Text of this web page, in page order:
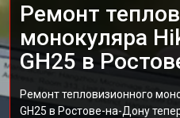
Ремонт
монокуляра
GH25 в
Ремонт тепловизионного
GH25 в Ростове-на-Дону